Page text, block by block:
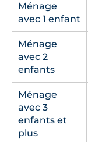
Ménage
avec 1 enfant
Ménage
avec 2
enfants
Ménage
avec 3
enfants et
plus